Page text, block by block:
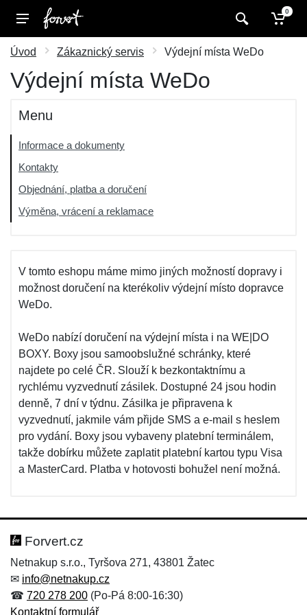
0
Úvod Zákaznický servis Výdejní místa WeDo
Výdejní místa WeDo
Menu
Informace a dokumenty
Kontakty
Objednání, platba a doručení
Výměna, vrácení a reklamace
V tomto eshopu máme mimo jiných možností dopravy i
možnost doručení na kterékoliv výdejní místo dopravce
WeDo.
WeDo nabízí doručení na výdejní místa i na WE|DO
BOXY. Boxy jsou samoobslužné schránky, které
najdete po celé ČR. Slouží k bezkontaktnímu a
rychlému vyzvednutí zásilek. Dostupné 24 jsou hodin
denně, 7 dní v týdnu. Zásilka je připravena k
vyzvednutí, jakmile vám přijde SMS a e-mail s heslem
pro vydání. Boxy jsou vybaveny platební terminálem,
takže dobírku můžete zaplatit platební kartou typu Visa
a MasterCard. Platba v hotovosti bohužel není možná.
Forvert.cz
Netnakup s.r.o., Tyršova 271, 43801 Žatec
✉ info@netnakup.cz
☎ 720 278 200 (Po-Pá 8:00-16:30)
Kontaktní formulář